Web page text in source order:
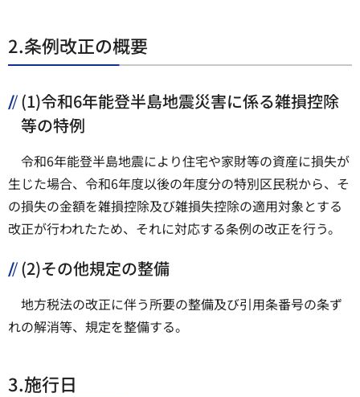
2.条例改正の概要
(1)令和6年能登半島地震災害に係る雑損控除
等の特例
令和6年能登半島地震により住宅や家財等の資産に損失が
生じた場合、令和6年度以後の年度分の特別区民税から、そ
の損失の金額を雑損控除及び雑損失控除の適用対象とする
改正が行われたため、それに対応する条例の改正を行う。
(2)その他規定の整備
地方税法の改正に伴う所要の整備及び引用条番号の条ず
れの解消等、規定を整備する。
3.施行日